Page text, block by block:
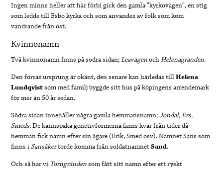
Ingen minns heller att här förbi gick den gamla ”kyrkovägen”, en stig
som ledde till Esbo kyrka och som användes av folk som kom
vandrande från öst.
Kvinnonamn
Två kvinnonamn finns på södra sidan;LeavägenochHelenagränden.
Den förras ursprung är okänt, den senare kan härledas tillHelena
Lundqvistsom med familj byggde sitt hus på köpingens arrendemark
för mer än 50 år sedan.
Södra sidan innehåller några gamla hemmansnamn;Jondal, Ers,
Smeds.De kännspaka genetivformerna finns kvar från tider då
hemman fick namn efter sin ägare (Erik, Smed osv). Namnet Sans som
finns iSansåkertorde komma från soldatnamnetSand.
Och så har vi Torngrändensom fått sitt namn efter ett ryskt